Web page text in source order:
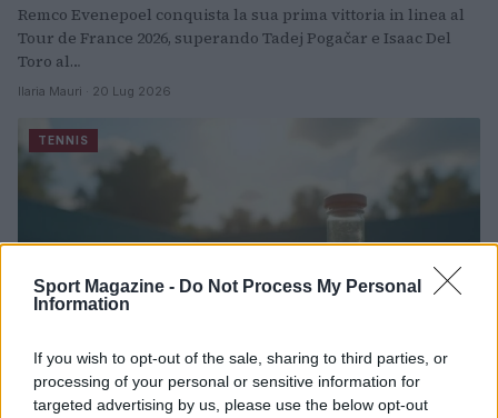
Sport Magazine - Do Not Process My Personal
Information
If you wish to opt-out of the sale, sharing to third parties, or
processing of your personal or sensitive information for
targeted advertising by us, please use the below opt-out
Remco Evenepoel conquista la sua prima vittoria in linea al
Tour de France 2026, superando Tadej Pogačar e Isaac Del
Toro al…
Ilaria Mauri · 20 Lug 2026
TENNIS